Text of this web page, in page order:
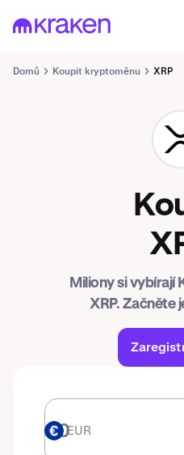
Domů Koupit kryptoměnu XRP
XRP
Miliony si vybírají
XRP. Začněte
EUR EUR